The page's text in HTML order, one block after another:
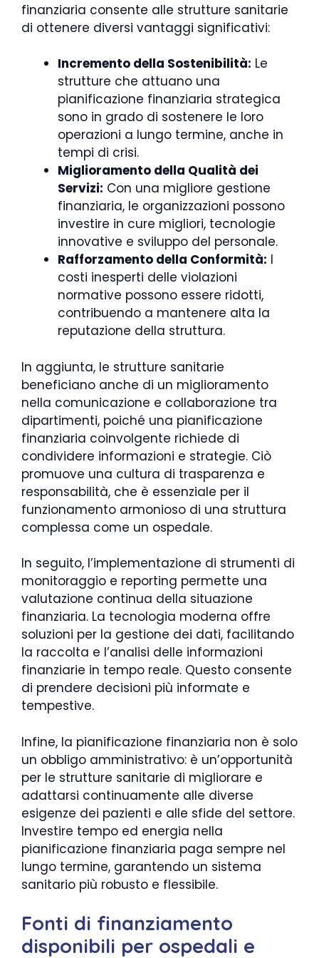
finanziaria consente alle strutture sanitarie
di ottenere diversi vantaggi significativi:
Incremento della Sostenibilità: Le
strutture che attuano una
pianificazione finanziaria strategica
sono in grado di sostenere le loro
operazioni a lungo termine, anche in
tempi di crisi.
Miglioramento della Qualità dei
Servizi: Con una migliore gestione
finanziaria, le organizzazioni possono
investire in cure migliori, tecnologie
innovative e sviluppo del personale.
Rafforzamento della Conformità: I
costi inesperti delle violazioni
normative possono essere ridotti,
contribuendo a mantenere alta la
reputazione della struttura.
In aggiunta, le strutture sanitarie
beneficiano anche di un miglioramento
nella comunicazione e collaborazione tra
dipartimenti, poiché una pianificazione
finanziaria coinvolgente richiede di
condividere informazioni e strategie. Ciò
promuove una cultura di trasparenza e
responsabilità, che è essenziale per il
funzionamento armonioso di una struttura
complessa come un ospedale.
In seguito, l’implementazione di strumenti di
monitoraggio e reporting permette una
valutazione continua della situazione
finanziaria. La tecnologia moderna offre
soluzioni per la gestione dei dati, facilitando
la raccolta e l’analisi delle informazioni
finanziarie in tempo reale. Questo consente
di prendere decisioni più informate e
tempestive.
Infine, la pianificazione finanziaria non è solo
un obbligo amministrativo: è un’opportunità
per le strutture sanitarie di migliorare e
adattarsi continuamente alle diverse
esigenze dei pazienti e alle sfide del settore.
Investire tempo ed energia nella
pianificazione finanziaria paga sempre nel
lungo termine, garantendo un sistema
sanitario più robusto e flessibile.
Fonti di finanziamento
disponibili per ospedali e